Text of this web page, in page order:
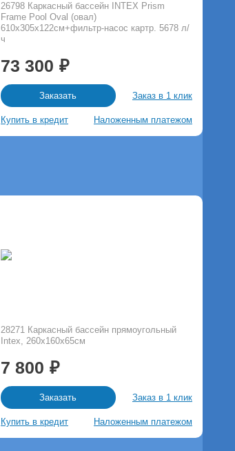
26798 Каркасный бассейн INTEX Prism
Frame Pool Oval (овал)
610х305х122см+фильтр-насос картр. 5678 л/
ч
73 300
Заказать Заказ в 1 клик
Купить в кредит Наложенным платежом
28271 Каркасный бассейн прямоугольный
Intex, 260х160х65см
7 800
Заказать Заказ в 1 клик
Купить в кредит Наложенным платежом